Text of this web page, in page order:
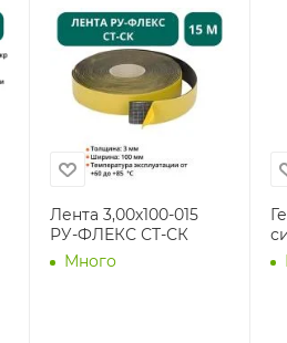
Лента 3,00х100-015
РУ-ФЛЕКС СТ-СК
Много